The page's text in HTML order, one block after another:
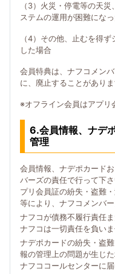
（3）火災・停電等の天
ステムの運用が困難にな
（4）その他、止むを得
した場合
会員特典は、ナフコメン
に、廃止することがありま
※オフライン会員はアプリ
6.会員情報、ナデ
管理
会員情報、ナデポカード
バーズの責任で行って下
プリ会員証の紛失・盗難
等により、ナフコメンバ
ナフコが債務不履行責任
ナフコは一切責任を負いま
ナデポカードの紛失・盗
報の管理上の問題が生じ
ナフココールセンターに